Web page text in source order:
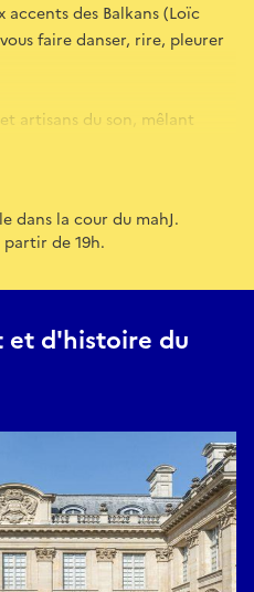
des Balkans (Loïc
faire danser, rire, pleurer
artisans du son, mêlant
dancefloors de Brooklyn
polonais et merguez
!
dans la cour du mahJ.
de 19h.
et d'histoire du